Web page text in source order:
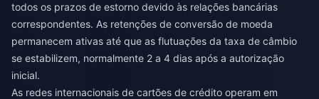
todos os prazos de estorno devido às relações bancárias
correspondentes. As retenções de conversão de moeda
permanecem ativas até que as flutuações da taxa de câmbio
se estabilizem, normalmente 2 a 4 dias após a autorização
inicial.
As redes internacionais de cartões de crédito operam em